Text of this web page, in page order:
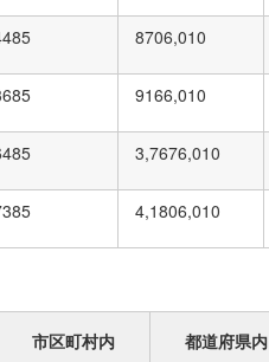
85 8706,010
85 9166,010
85 3,7676,010
85 4,1806,010
市区町村内 都道府県内